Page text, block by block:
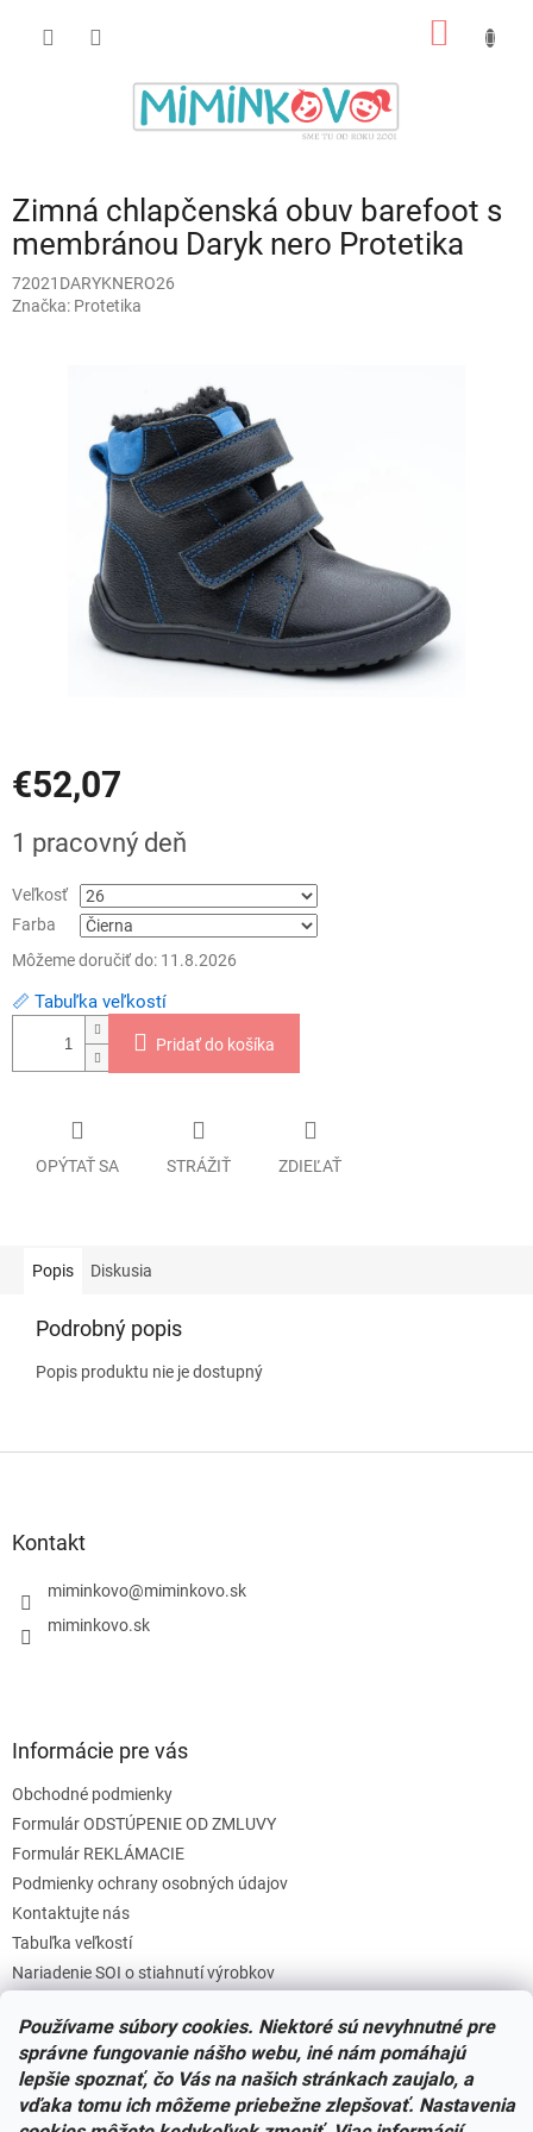
Používame súbory cookies. Niektoré sú nevyhnutné pre
správne fungovanie nášho webu, iné nám pomáhajú
lepšie spoznať, čo Vás na našich stránkach zaujalo, a
vďaka tomu ich môžeme priebežne zlepšovať. Nastavenia
Zimná chlapčenská obuv barefoot s
membránou Daryk nero Protetika
72021DARYKNERO26
Značka: Protetika
€52,07
cena:
1 pracovný deň
Veľkosť
Farba
Môžeme doručiť do: 11.8.2026
📏 Tabuľka veľkostí
Pridať do košíka
OPÝTAŤ SA STRÁŽIŤ ZDIEĽAŤ
Popis Diskusia
Podrobný popis
Popis produktu nie je dostupný
Kontakt
miminkovo@miminkovo.sk
miminkovo.sk
Informácie pre vás
Obchodné podmienky
Formulár ODSTÚPENIE OD ZMLUVY
Formulár REKLÁMACIE
Podmienky ochrany osobných údajov
Kontaktujte nás
Tabuľka veľkostí
Nariadenie SOI o stiahnutí výrobkov
Zásady súborov COOKIES
Facebook